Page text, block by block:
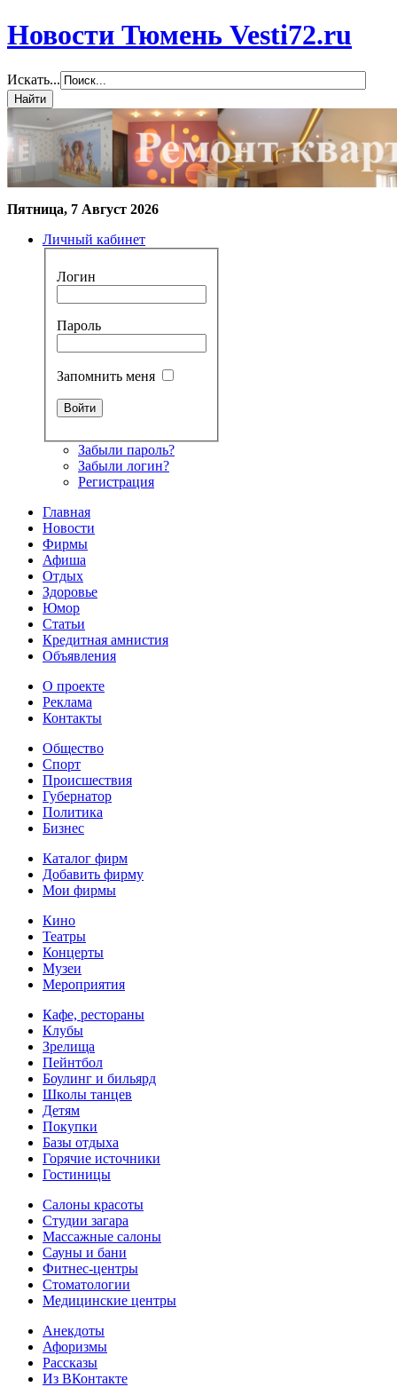
Новости Тюмень Vesti72.ru
Искать...
Пятница, 7 Август 2026
Личный кабинет
Логин
Пароль
Запомнить меня
Забыли пароль?
Забыли логин?
Регистрация
Главная
Новости
Фирмы
Афиша
Отдых
Здоровье
Юмор
Статьи
Кредитная амнистия
Объявления
О проекте
Реклама
Контакты
Общество
Спорт
Происшествия
Губернатор
Политика
Бизнес
Каталог фирм
Добавить фирму
Мои фирмы
Кино
Театры
Концерты
Музеи
Мероприятия
Кафе, рестораны
Клубы
Зрелища
Пейнтбол
Боулинг и бильярд
Школы танцев
Детям
Покупки
Базы отдыха
Горячие источники
Гостиницы
Салоны красоты
Студии загара
Массажные салоны
Сауны и бани
Фитнес-центры
Стоматологии
Медицинские центры
Анекдоты
Афоризмы
Рассказы
Из ВКонтакте